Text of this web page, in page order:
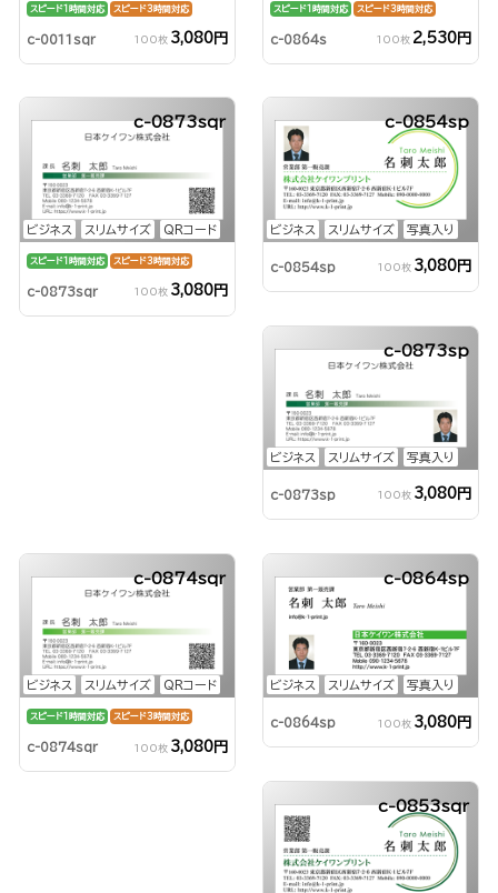
スピード1時間対応 スピード3時間対応
c-0011sqr 100枚 3,080円
スピード1時間対応 スピード3時間対応
c-0864s 100枚 2,530円
ビジネス スリムサイズ QRコード
c-0873sqr
スピード1時間対応 スピード3時間対応
c-0873sqr 100枚 3,080円
ビジネス スリムサイズ 写真入り
c-0854sp
c-0854sp 100枚 3,080円
ビジネス スリムサイズ 写真入り
c-0873sp
c-0873sp 100枚 3,080円
ビジネス スリムサイズ QRコード
c-0874sqr
スピード1時間対応 スピード3時間対応
c-0874sqr 100枚 3,080円
ビジネス スリムサイズ 写真入り
c-0864sp
c-0864sp 100枚 3,080円
c-0853sqr